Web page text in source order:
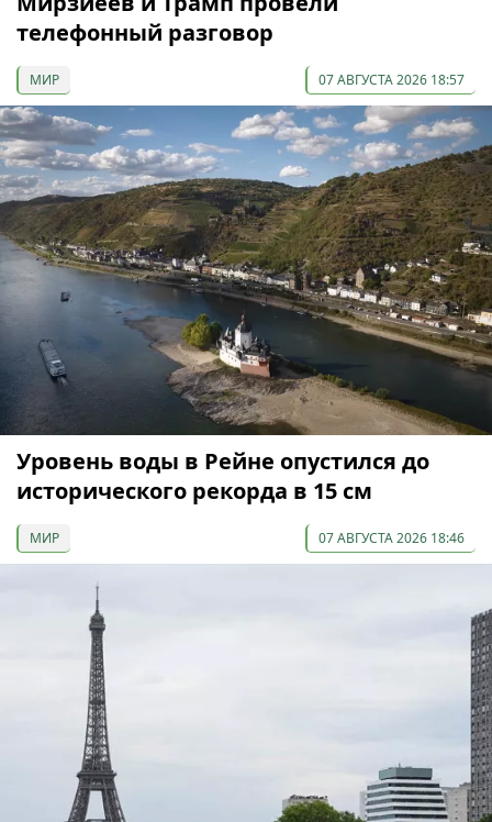
телефонный разговор
МИР 07 АВГУСТА 2026 18:57
Уровень воды в Рейне опустился до
исторического рекорда в 15 см
МИР 07 АВГУСТА 2026 18:46